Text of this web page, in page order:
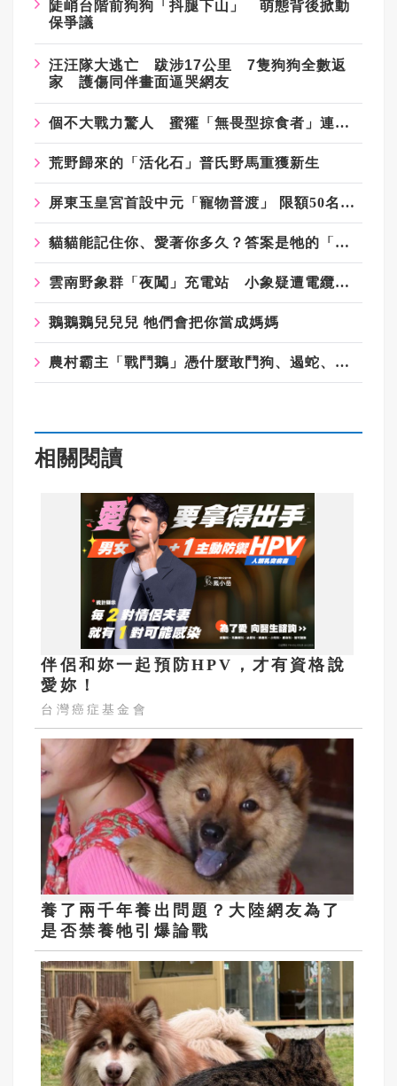
陡峭台階前狗狗「抖腿下山」 萌態背後掀動
保爭議
汪汪隊大逃亡 跋涉17公里 7隻狗狗全數返
家 護傷同伴畫面逼哭網友
個不大戰力驚人 蜜獾「無畏型掠食者」連動物園也頭疼
荒野歸來的「活化石」普氏野馬重獲新生
屏東玉皇宮首設中元「寵物普渡」 限額50名秒殺
貓貓能記住你、愛著你多久？答案是牠的「有生之年」
雲南野象群「夜闖」充電站 小象疑遭電纜纏腿 同伴「報仇」撞翻設備
鵝鵝鵝兒兒兒 牠們會把你當成媽媽
農村霸主「戰鬥鵝」憑什麼敢鬥狗、遏蛇、撲虎？
相關閱讀
伴侶和妳一起預防HPV，才有資格說
愛妳！
台灣癌症基金會
養了兩千年養出問題？大陸網友為了
是否禁養牠引爆論戰